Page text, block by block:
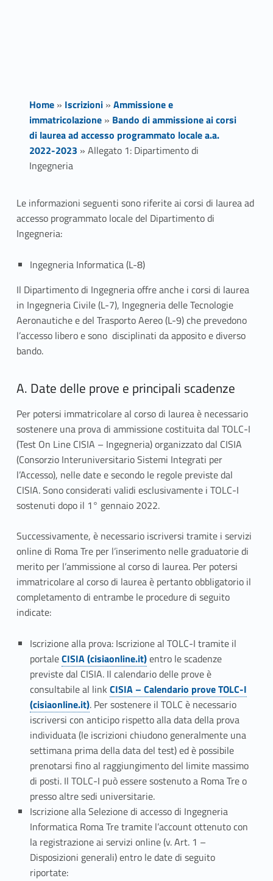
Home» Iscrizioni» Ammissione e
immatricolazione» Bando di ammissione ai corsi
di laurea ad accesso programmato locale a.a.
2022-2023 » Allegato 1: Dipartimento di
Ingegneria
A
l
l
e
g
a
t
o
1
:
D
i
p
a
r
t
i
m
e
n
Le informazioni seguenti sono riferite ai corsi di laurea ad
accesso programmato locale del Dipartimento di
Ingegneria:
Ingegneria Informatica (L-8)
Il Dipartimento di Ingegneria offre anche i corsi di laurea
in Ingegneria Civile (L-7), Ingegneria delle Tecnologie
Aeronautiche e del Trasporto Aereo (L-9) che prevedono
l’accesso libero e sono disciplinati da apposito e diverso
bando.
A. Date delle prove e principali scadenze
Per potersi immatricolare al corso di laurea è necessario
sostenere una prova di ammissione costituita dal TOLC-I
(Test On Line CISIA – Ingegneria) organizzato dal CISIA
(Consorzio Interuniversitario Sistemi Integrati per
l’Accesso), nelle date e secondo le regole previste dal
CISIA. Sono considerati validi esclusivamente i TOLC-I
sostenuti dopo il 1° gennaio 2022.
Successivamente, è necessario iscriversi tramite i servizi
online di Roma Tre per l’inserimento nelle graduatorie di
merito per l’ammissione al corso di laurea. Per potersi
immatricolare al corso di laurea è pertanto obbligatorio il
completamento di entrambe le procedure di seguito
indicate:
Iscrizione alla prova: Iscrizione al TOLC-I tramite il
portaleCISIA (cisiaonline.it)entro le scadenze
previste dal CISIA. Il calendario delle prove è
consultabile al link CISIA – Calendario prove TOLC-I
(cisiaonline.it). Per sostenere il TOLC è necessario
iscriversi con anticipo rispetto alla data della prova
individuata (le iscrizioni chiudono generalmente una
settimana prima della data del test) ed è possibile
prenotarsi fino al raggiungimento del limite massimo
di posti.Il TOLC-I può essere sostenuto a Roma Tre o
presso altre sedi universitarie.
Iscrizione alla Selezione di accesso di Ingegneria
Informatica Roma Tretramite l’account ottenuto con
la registrazione ai servizi online (v.Art. 1 –
Disposizioni generali) entro le date di seguito
riportate: